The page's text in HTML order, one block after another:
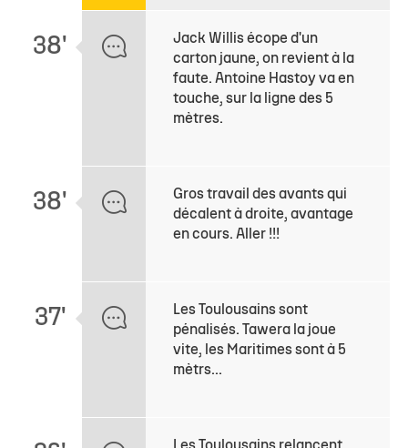
38'
Jack Willis écope d'un
carton jaune, on revient à la
faute. Antoine Hastoy va en
touche, sur la ligne des 5
mètres.
38'
Gros travail des avants qui
décalent à droite, avantage
en cours. Aller !!!
37'
Les Toulousains sont
pénalisés. Tawera la joue
vite, les Maritimes sont à 5
mètrs...